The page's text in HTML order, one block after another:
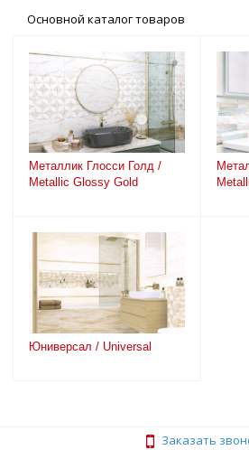
Основной каталог товаров
Металлик Глосси Голд /
Metallic Glossy Gold
Юниверсал / Universal
Заказать